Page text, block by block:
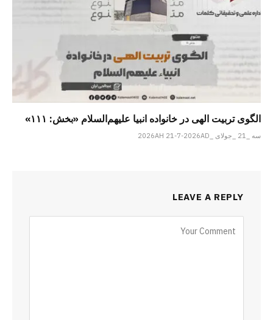
الگوی تربیت الهی در خانواده انبیا‌‌ علیهم‌السلام «بخش: ۱۱۱»
سه _21 _جولای _2026AH 21-7-2026AD
LEAVE A REPLY